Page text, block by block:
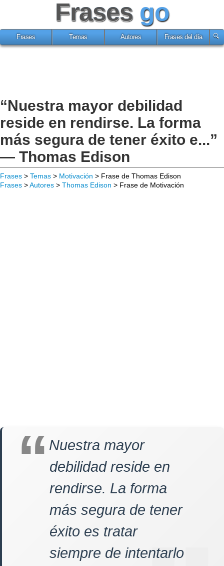
Frases go
Frases Temas Autores Frases del día
“Nuestra mayor debilidad
reside en rendirse. La forma
más segura de tener éxito e...”
— Thomas Edison
Frases > Temas > Motivación > Frase de Thomas Edison
Frases >Autores > Thomas Edison > Frase de Motivación
Nuestra mayor
debilidad reside en
rendirse. La forma
más segura de tener
éxito es tratar
siempre de intentarlo